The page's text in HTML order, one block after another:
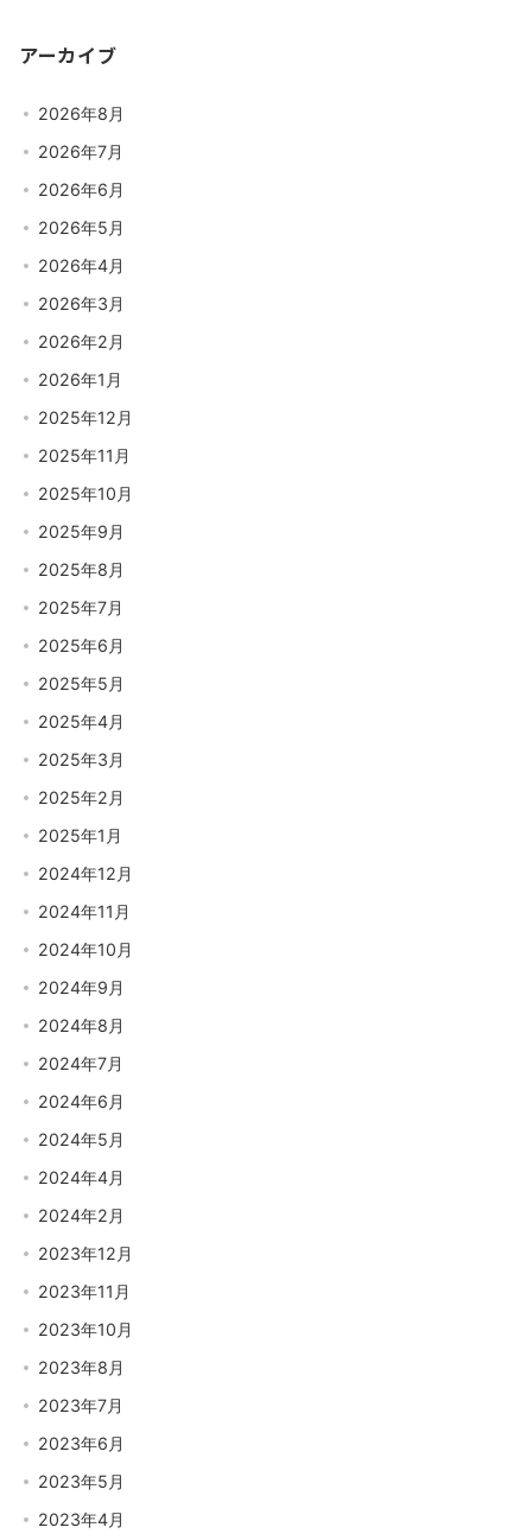
アーカイブ
2026年8月
2026年7月
2026年6月
2026年5月
2026年4月
2026年3月
2026年2月
2026年1月
2025年12月
2025年11月
2025年10月
2025年9月
2025年8月
2025年7月
2025年6月
2025年5月
2025年4月
2025年3月
2025年2月
2025年1月
2024年12月
2024年11月
2024年10月
2024年9月
2024年8月
2024年7月
2024年6月
2024年5月
2024年4月
2024年2月
2023年12月
2023年11月
2023年10月
2023年8月
2023年7月
2023年6月
2023年5月
2023年4月